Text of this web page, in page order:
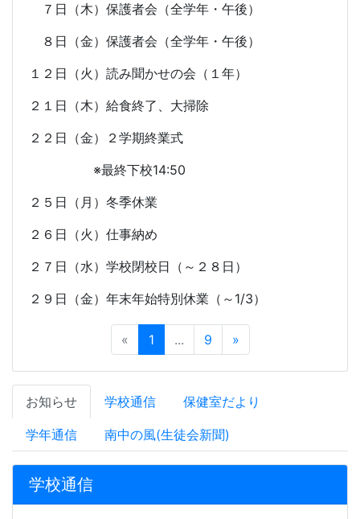
７日（木）保護者会（全学年・午後）
８日（金）保護者会（全学年・午後）
１２日（火）読み聞かせの会（１年）
２１日（木）給食終了、大掃除
２２日（金）２学期終業式
※最終下校14:50
２５日（月）冬季休業
２６日（火）仕事納め
２７日（水）学校閉校日（～２８日）
２９日（金）年末年始特別休業（～ 1/3）
« 1 ... 9 »
お知らせ 学校通信 保健室だより
学年通信 南中の風(生徒会新聞)
学校通信